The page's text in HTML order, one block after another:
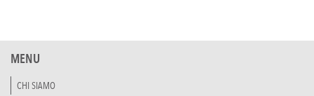
MENU
CHI SIAMO